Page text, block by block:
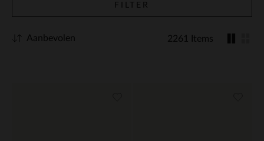
FILTER
2261 Items
Aanbevolen